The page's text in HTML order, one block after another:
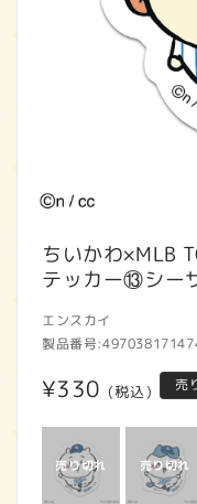
ちいかわ×MLB
テッカー⑬シー
エンスカイ
製品番号:
通
常
価
格
¥330 (税込) 売